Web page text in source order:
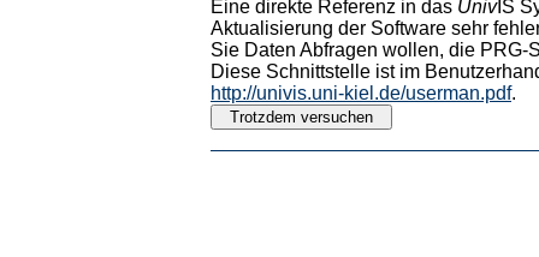
Eine direkte Referenz in das UnivIS
Aktualisierung der Software sehr
Sie Daten Abfragen wollen, die PRG-
Diese Schnittstelle ist im
http://univis.uni-kiel.de/userman.pdf.